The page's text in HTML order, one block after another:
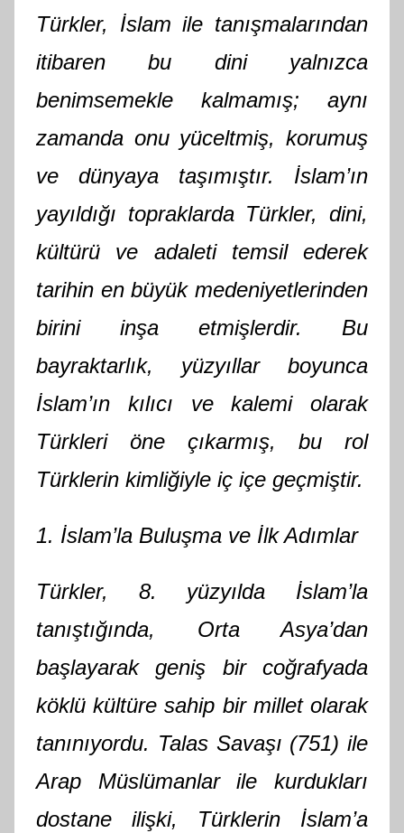
M
t
r
f
ı
d
n
Türkler, İslam ile tanışmalarından
itibaren bu dini yalnızca
benimsemekle kalmamış; aynı
zamanda onu yüceltmiş, korumuş
ve dünyaya taşımıştır. İslam’ın
yayıldığı topraklarda Türkler, dini,
kültürü ve adaleti temsil ederek
tarihin en büyük medeniyetlerinden
birini inşa etmişlerdir. Bu
bayraktarlık, yüzyıllar boyunca
İslam’ın kılıcı ve kalemi olarak
Türkleri öne çıkarmış, bu rol
Türklerin kimliğiyle iç içe geçmiştir.
1. İslam’la Buluşma ve İlk Adımlar
Türkler, 8. yüzyılda İslam’la
tanıştığında, Orta Asya’dan
başlayarak geniş bir coğrafyada
köklü kültüre sahip bir millet olarak
tanınıyordu. Talas Savaşı (751) ile
Arap Müslümanlar ile kurdukları
dostane ilişki, Türklerin İslam’a